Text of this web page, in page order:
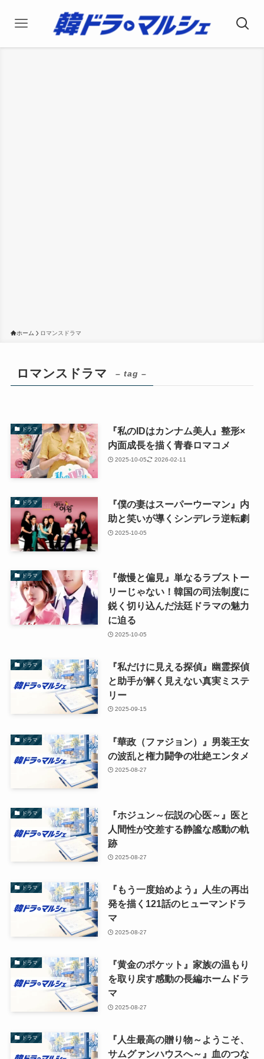
ホーム ロマンスドラマ
ロマンスドラマ – tag –
ドラマ
『私のIDはカンナム美人』整形×
内面成長を描く青春ロマコメ
2025-10-05 2026-02-11
ドラマ
『僕の妻はスーパーウーマン』内
助と笑いが導くシンデレラ逆転劇
2025-10-05
ドラマ
『傲慢と偏見』単なるラブストー
リーじゃない！韓国の司法制度に
鋭く切り込んだ法廷ドラマの魅力
に迫る
2025-10-05
ドラマ
『私だけに見える探偵』幽霊探偵
と助手が解く見えない真実ミステ
リー
2025-09-15
ドラマ
『華政（ファジョン）』男装王女
の波乱と権力闘争の壮絶エンタメ
2025-08-27
ドラマ
『ホジュン～伝説の心医～』医と
人間性が交差する静謐な感動の軌
跡
2025-08-27
ドラマ
『もう一度始めよう』人生の再出
発を描く121話のヒューマンドラ
マ
2025-08-27
ドラマ
『黄金のポケット』家族の温もり
を取り戻す感動の長編ホームドラ
マ
2025-08-27
ドラマ
『人生最高の贈り物～ようこそ、
サムグァンハウスへ～』血のつな